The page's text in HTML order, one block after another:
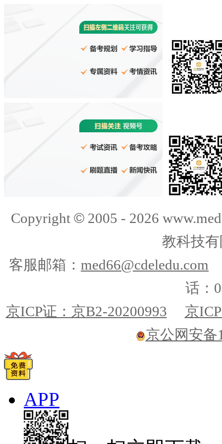
Copyright ©2005 - 2026
教科技
客服邮箱： med66@cdeledu.com
话：
京ICP证：京B2-20200993
京
京公网安备
APP